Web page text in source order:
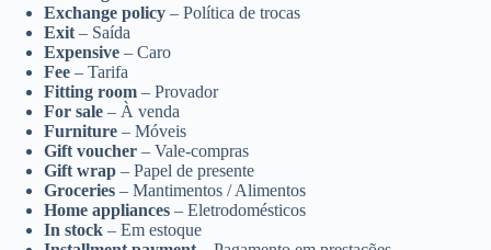
Exchange policy – Política de trocas
Exit – Saída
Expensive – Caro
Fee – Tarifa
Fitting room – Provador
For sale – À venda
Furniture – Móveis
Gift voucher – Vale-compras
Gift wrap – Papel de presente
Groceries – Mantimentos / Alimentos
Home appliances – Eletrodomésticos
In stock – Em estoque